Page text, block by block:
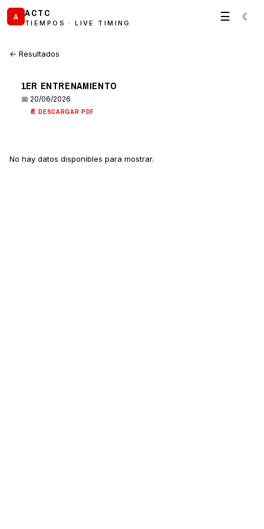
A ACTC
TIEMPOS · LIVE TIMING ☰ ☾
← Resultados
1ER ENTRENAMIENTO
📅 20/06/2026
📄 DESCARGAR PDF
No hay datos disponibles para mostrar.